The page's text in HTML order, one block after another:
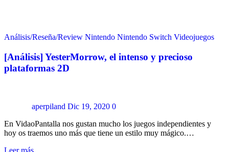
Análisis/Reseña/Review Nintendo Nintendo Switch Videojuegos
[Análisis] YesterMorrow, el intenso y precioso
plataformas 2D
aperpiland Dic 19, 2020 0
En VidaoPantalla nos gustan mucho los juegos independientes y
hoy os traemos uno más que tiene un estilo muy mágico.…
Leer más